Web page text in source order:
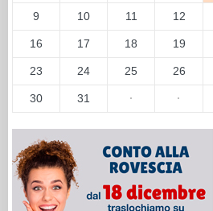
9 10 11 12
16 17 18 19
23 24 25 26
30 31 · ·